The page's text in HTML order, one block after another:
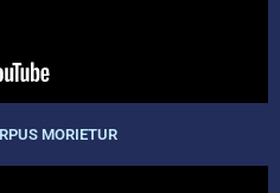
MORIETUR